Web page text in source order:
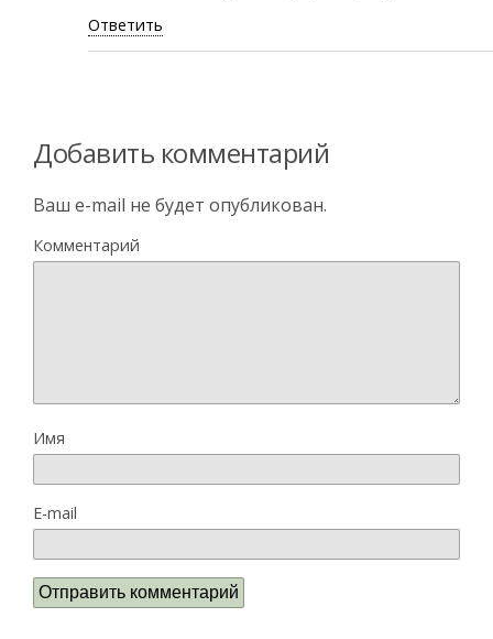
Ответить
Добавить комментарий
Ваш e-mail не будет опубликован.
Комментарий
Имя
E-mail